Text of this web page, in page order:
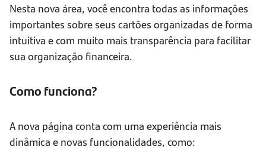
Nesta nova área, você encontra todas as informações
importantes sobre seus cartões organizadas de forma
intuitiva e com muito mais transparência para facilitar
sua organização financeira.
Como funciona?
A nova página conta com uma experiência mais
dinâmica e novas funcionalidades, como: